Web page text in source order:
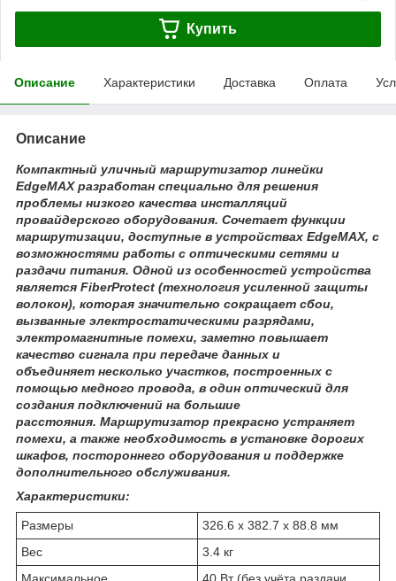
Купить
Описание Характеристики Доставка Оплата
Описание
Компактный уличный маршрутизатор линейки
EdgeMAX разработан специально для решения
проблемы низкого качества инсталляций
провайдерского оборудования. Сочетает функции
маршрутизации, доступные в устройствах EdgeMAX, с
возможностями работы с оптическими сетями и
раздачи питания. Одной из особенностей устройства
является FiberProtect (технология усиленной защиты
волокон), которая значительно сокращает сбои,
вызванные электростатическими разрядами,
электромагнитные помехи, заметно повышает
качество сигнала при передаче данных и
объединяет несколько участков, построенных с
помощью медного провода, в один оптический для
создания подключений на большие
расстояния. Маршрутизатор прекрасно устраняет
помехи, а также необходимость в установке дорогих
шкафов, постороннего оборудования и поддержке
дополнительного обслуживания.
Характеристики:
Размеры
326.6 x 382.7 x 88.8 мм
Вес
3.4 кг
Максимальное
40 Вт (без учёта раздачи